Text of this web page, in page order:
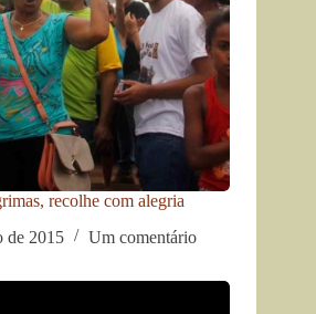
recolhe com alegria
de 2015
Um comentário